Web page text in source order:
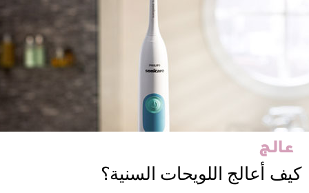
كيف أعالج اللويحات السنية؟